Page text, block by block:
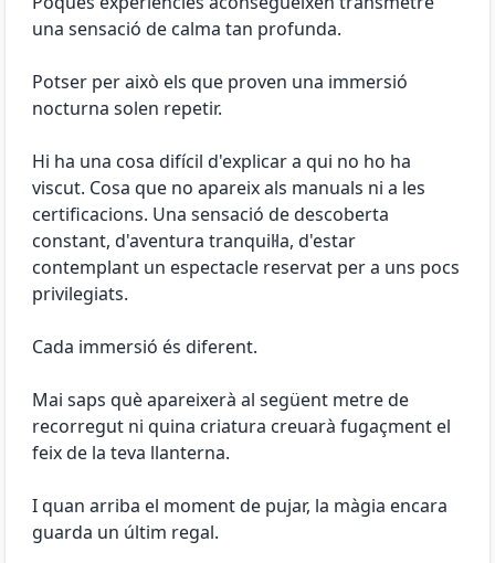
una sensació de calma tan profunda.
Potser per això els que proven una immersió
nocturna solen repetir.
Hi ha una cosa difícil d'explicar a qui no ho ha
viscut. Cosa que no apareix als manuals ni a les
certificacions. Una sensació de descoberta
constant, d'aventura tranquil·la, d'estar
contemplant un espectacle reservat per a uns pocs
privilegiats.
Cada immersió és diferent.
Mai saps què apareixerà al següent metre de
recorregut ni quina criatura creuarà fugaçment el
feix de la teva llanterna.
I quan arriba el moment de pujar, la màgia encara
guarda un últim regal.